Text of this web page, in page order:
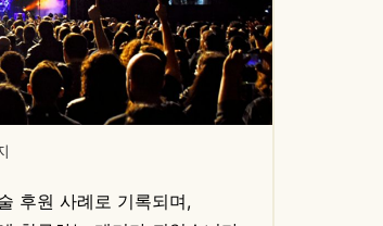
후원 사례로 기록되며,